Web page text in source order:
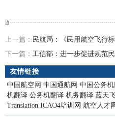
上一篇： 民航局：《民用航空飞行
下一篇： 工信部：进一步促进规范
友情链接
中国航空网 中国通航网 中国公务机
机翻译 公务机翻译 机务翻译 蓝天
Translation ICAO4培训网 航空人才